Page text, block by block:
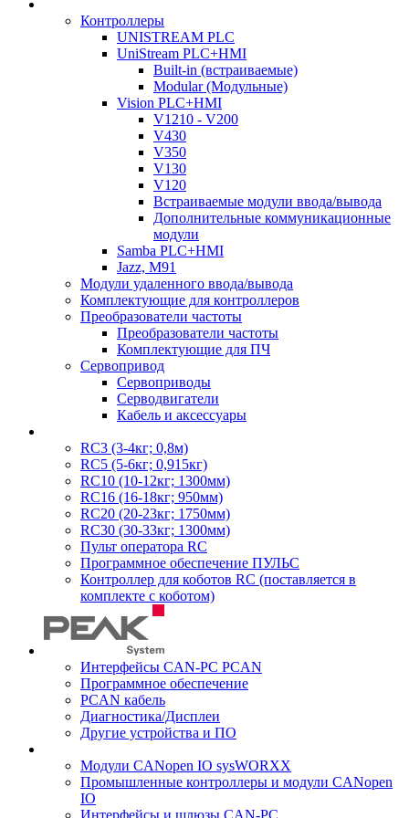
Контроллеры
UNISTREAM PLC
UniStream PLC+HMI
Built-in (встраиваемые)
Modular (Модульные)
Vision PLC+HMI
V1210 - V200
V430
V350
V130
V120
Встраиваемые модули ввода/вывода
Дополнительные коммуникационные
модули
Samba PLC+HMI
Jazz, M91
Модули удаленного ввода/вывода
Комплектующие для контроллеров
Преобразователи частоты
Преобразователи частоты
Комплектующие для ПЧ
Сервопривод
Сервоприводы
Серводвигатели
Кабель и аксессуары
RC3 (3-4кг; 0,8м)
RC5 (5-6кг; 0,915кг)
RC10 (10-12кг; 1300мм)
RC16 (16-18кг; 950мм)
RC20 (20-23кг; 1750мм)
RC30 (30-33кг; 1300мм)
Пульт оператора RC
Программное обеспечение ПУЛЬС
Контроллер для коботов RC (поставляется в
комплекте с коботом)
Интерфейсы CAN-PC PCAN
Программное обеспечение
PCAN кабель
Диагностика/Дисплеи
Другие устройства и ПО
Модули CANopen IO sysWORXX
Промышленные контроллеры и модули CANopen
IO
Интерфейсы и шлюзы CAN-PC